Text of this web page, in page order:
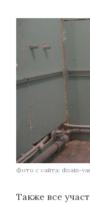
Фото с сайта: dizain-
Также все